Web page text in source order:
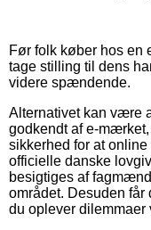
Før folk køber hos en
tage stilling til dens
videre spændende.
Alternativet kan være
godkendt af e-
sikkerhed for at
officielle danske
besigtiges af
området. Desuden
du oplever dilemmaer